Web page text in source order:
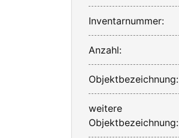
Inventarnummer:
Anzahl:
Objektbezeichnung:
weitere
Objektbezeichnung: